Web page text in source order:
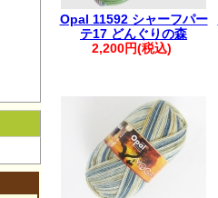
Opal 11592 シャーフパー
テ17 どんぐりの森
2,200円(税込)